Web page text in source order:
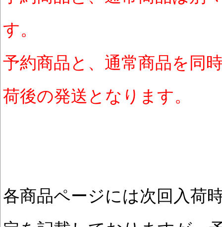
す。
予約商品と、通常商品を同
荷後の発送となります。
各商品ページには次回入荷